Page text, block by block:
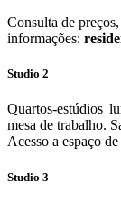
Consulta de
informações:
Studio 2
Quartos-­estúdios
mesa de trabalho.
Acesso a espaço
Studio 3